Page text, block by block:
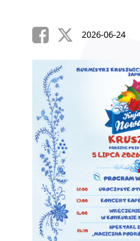
2026-06-24